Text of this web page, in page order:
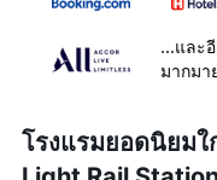
...และ
มากมา
โรงแรมยอดนิยม